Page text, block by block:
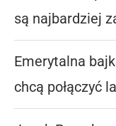
są najbardziej
Emerytalna
chcą połączyć